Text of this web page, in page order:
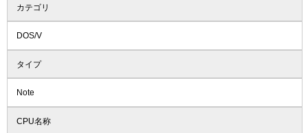
カテゴリ
DOS/V
タイプ
Note
CPU名称